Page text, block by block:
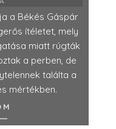
a Békés Gáspár
ítéletet, mely
miatt rúgták
a perben, de
találta a
mértékben.